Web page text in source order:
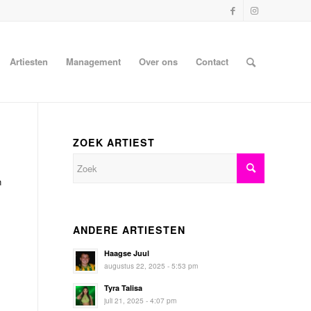
Artiesten Management Over ons Contact
ZOEK ARTIEST
ANDERE ARTIESTEN
Haagse Juul
augustus 22, 2025 - 5:53 pm
Tyra Talisa
juli 21, 2025 - 4:07 pm